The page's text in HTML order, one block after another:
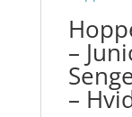
–
–